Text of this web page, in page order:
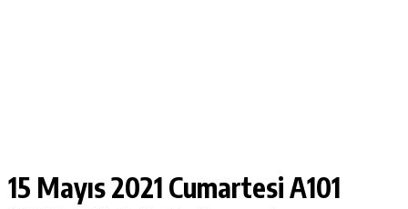
15 Mayıs 2021 Cumartesi A101